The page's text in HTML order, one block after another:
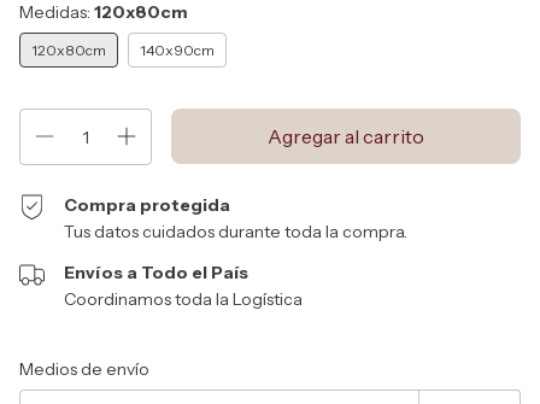
Medidas: 120x80cm
120x80cm 140x90cm
Compra protegida
Tus datos cuidados durante toda la compra.
Envíos a Todo el País
Coordinamos toda la Logística
Entregas para el CP:
Medios de envío